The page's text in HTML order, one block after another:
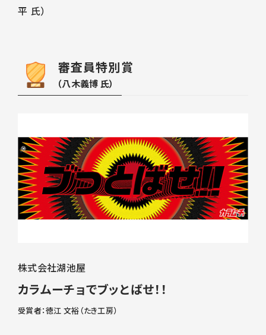
平 氏）
審査員特別賞
（八木義博 氏）
株式会社湖池屋
カラムーチョでブッとばせ！！
受賞者：徳江 文裕（たき工房）